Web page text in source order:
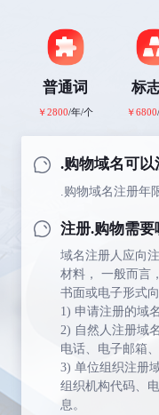
普通词
￥2800/年/个
标
￥6800
.购物域名可以
.购物域名注册年
注册.购物需要
域名注册人应向
材料， 一般而言
书面或电子形式
1) 申请注册的域
2) 自然人注册域
电话、电子邮箱
3) 单位组织注册
组织机构代码、
息。